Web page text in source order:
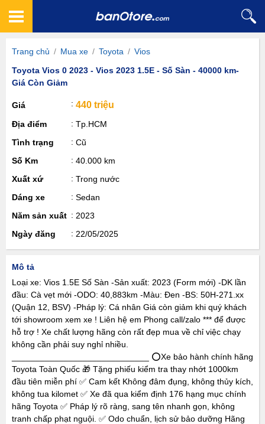
Trang chủ / Mua xe / Toyota / Vios
Toyota Vios 0 2023 - Vios 2023 1.5E - Số Sàn - 40000 km-
Giá Còn Giảm
Giá 440 triệu
Địa điểm
Tp.HCM
Tình trạng
Cũ
Số Km
40.000 km
Xuất xứ
Trong nước
Dáng xe
Sedan
Năm sản xuất
2023
Ngày đăng
22/05/2025
Mô tả
Loại xe: Vios 1.5E Số Sàn -Sản xuất: 2023 (Form mới) -DK lần
đầu: Cà vẹt mới -ODO: 40,883km -Màu: Đen -BS: 50H-271.xx
(Quận 12, BSV) -Pháp lý: Cá nhân Giá còn giảm khi quý khách
tới showroom xem xe ! Liên hệ em Phong call/zalo *** để được
hỗ trợ ! Xe chất lượng hãng còn rất đẹp mua về chỉ việc chạy
không cần phải suy nghỉ nhiều.
_____________________________ ⭕️Xe bảo hành chính hãng
Toyota Toàn Quốc 🎁 Tặng phiếu kiểm tra thay nhớt 1000km
đầu tiên miễn phí ✅ Cam kết Không đâm đụng, không thủy kích,
không tua kilomet ✅ Xe đã qua kiểm định 176 hạng mục chính
hãng Toyota ✅ Pháp lý rõ ràng, sang tên nhanh gọn, không
tranh chấp phạt nguội. ✅ Odo chuẩn, lịch sử bảo dưỡng Hãng